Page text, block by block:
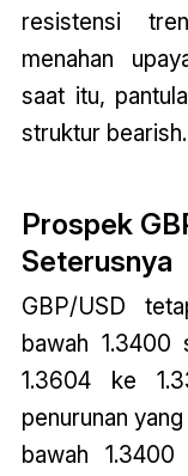
resistensi
menahan
saat itu,
struktur bearish.
Prospek
Seterusnya
GBP/USD
bawah 1.3400
1.3604 ke
penurunan
bawah